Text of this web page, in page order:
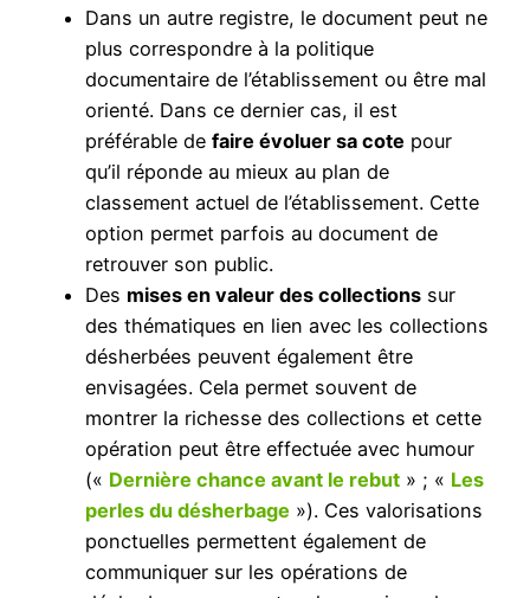
Dans un autre registre, le document peut ne
plus correspondre à la politique
documentaire de l’établissement ou être mal
orienté. Dans ce dernier cas, il est
préférable de faire évoluer sa cote pour
qu’il réponde au mieux au plan de
classement actuel de l’établissement. Cette
option permet parfois au document de
retrouver son public.
Des mises en valeur des collections sur
des thématiques en lien avec les collections
désherbées peuvent également être
envisagées. Cela permet souvent de
montrer la richesse des collections et cette
opération peut être effectuée avec humour
(« Dernière chance avant le rebut » ; « Les
perles du désherbage »). Ces valorisations
ponctuelles permettent également de
communiquer sur les opérations de